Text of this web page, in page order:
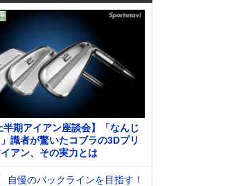
半期アイアン座談会】「なんじ
識者が驚いたコブラの3Dプリ
アン、その実力とは
自慢のバックラインを目指す！